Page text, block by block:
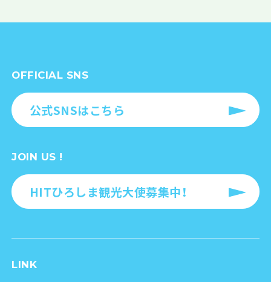
OFFICIAL SNS
公式SNSはこちら
JOIN US !
HITひろしま観光大使募集中！
LINK